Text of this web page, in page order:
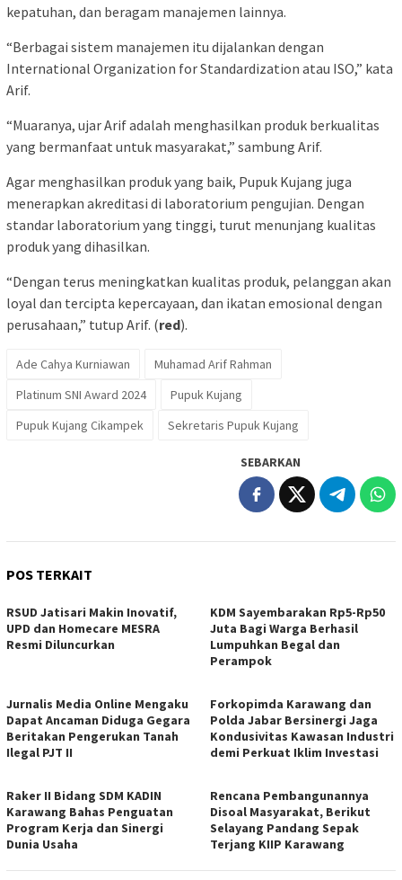
kepatuhan, dan beragam manajemen lainnya.
“Berbagai sistem manajemen itu dijalankan dengan
International Organization for Standardization atau ISO,” kata
Arif.
“Muaranya, ujar Arif adalah menghasilkan produk berkualitas
yang bermanfaat untuk masyarakat,” sambung Arif.
Agar menghasilkan produk yang baik, Pupuk Kujang juga
menerapkan akreditasi di laboratorium pengujian. Dengan
standar laboratorium yang tinggi, turut menunjang kualitas
produk yang dihasilkan.
“Dengan terus meningkatkan kualitas produk, pelanggan akan
loyal dan tercipta kepercayaan, dan ikatan emosional dengan
perusahaan,” tutup Arif. (red).
Ade Cahya Kurniawan
Muhamad Arif Rahman
Platinum SNI Award 2024
Pupuk Kujang
Pupuk Kujang Cikampek
Sekretaris Pupuk Kujang
SEBARKAN
POS TERKAIT
RSUD Jatisari Makin Inovatif,
UPD dan Homecare MESRA
Resmi Diluncurkan
KDM Sayembarakan Rp5-Rp50
Juta Bagi Warga Berhasil
Lumpuhkan Begal dan
Perampok
Jurnalis Media Online Mengaku
Dapat Ancaman Diduga Gegara
Beritakan Pengerukan Tanah
Ilegal PJT II
Forkopimda Karawang dan
Polda Jabar Bersinergi Jaga
Kondusivitas Kawasan Industri
demi Perkuat Iklim Investasi
Raker II Bidang SDM KADIN
Karawang Bahas Penguatan
Program Kerja dan Sinergi
Dunia Usaha
Rencana Pembangunannya
Disoal Masyarakat, Berikut
Selayang Pandang Sepak
Terjang KIIP Karawang